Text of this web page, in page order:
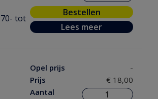
tot
Bestellen
Lees meer
Opel prijs
-
Prijs
€ 18,00
Aantal